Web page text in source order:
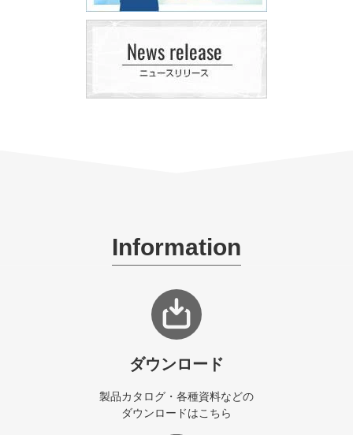
Information
ダウンロード
製品カタログ・各種資料などの
ダウンロードはこちら